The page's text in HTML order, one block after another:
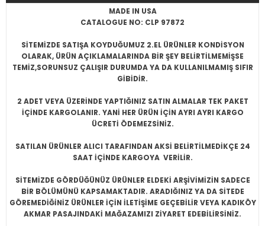
MADE IN USA
CATALOGUE NO: CLP 97872
SİTEMİZDE SATIŞA KOYDUĞUMUZ 2.EL ÜRÜNLER KONDİSYON
OLARAK, ÜRÜN AÇIKLAMALARINDA BİR ŞEY BELİRTİLMEMİŞSE
TEMİZ,SORUNSUZ ÇALIŞIR DURUMDA YA DA KULLANILMAMIŞ SIFIR
GİBİDİR.
2 ADET VEYA ÜZERİNDE YAPTIĞINIZ SATIN ALMALAR TEK PAKET
İÇİNDE KARGOLANIR. YANİ HER ÜRÜN İÇİN AYRI AYRI KARGO
ÜCRETİ ÖDEMEZSİNİZ.
SATILAN ÜRÜNLER ALICI TARAFINDAN AKSİ BELİRTİLMEDİKÇE 24
SAAT İÇİNDE KARGOYA VERİLİR.
SİTEMİZDE GÖRDÜĞÜNÜZ ÜRÜNLER ELDEKİ ARŞİVİMİZİN SADECE
BİR BÖLÜMÜNÜ KAPSAMAKTADIR. ARADIĞINIZ YA DA SİTEDE
GÖREMEDİĞİNİZ ÜRÜNLER İÇİN İLETİŞİME GEÇEBİLİR VEYA KADIKÖY
AKMAR PASAJINDAKİ MAĞAZAMIZI ZİYARET EDEBİLİRSİNİZ.